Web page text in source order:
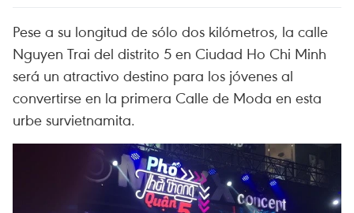
Pese a su longitud de sólo dos kilómetros, la calle
Nguyen Trai del distrito 5 en Ciudad Ho Chi Minh
será un atractivo destino para los jóvenes al
convertirse en la primera Calle de Moda en esta
urbe survietnamita.